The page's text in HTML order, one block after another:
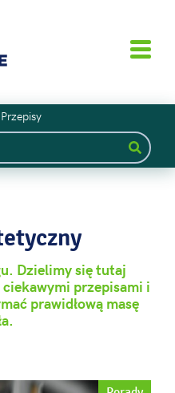
Przepisy
Dzielimy się tutaj
przepisami i
prawidłową masę